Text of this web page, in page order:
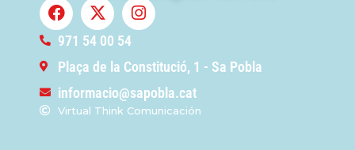
971 54 00 54
Plaça de la Constitució, 1 - Sa Pobla
informacio@sapobla.cat
Virtual Think Comunicación